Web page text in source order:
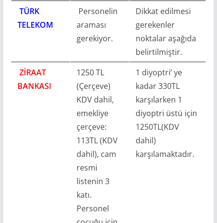
TÜRK
TELEKOM
Personelin
araması
gerekiyor.
Dikkat edilmesi
gerekenler
noktalar aşağıda
belirtilmiştir.
ZİRAAT
BANKASI
1250 TL
(Çerçeve)
KDV dahil,
emekliye
çerçeve:
113TL (KDV
dahil), cam
resmi
listenin 3
katı.
Personel
1 diyoptri’ ye
kadar 330TL
karşılarken 1
diyoptri üstü için
1250TL(KDV
dahil)
karşılamaktadır.